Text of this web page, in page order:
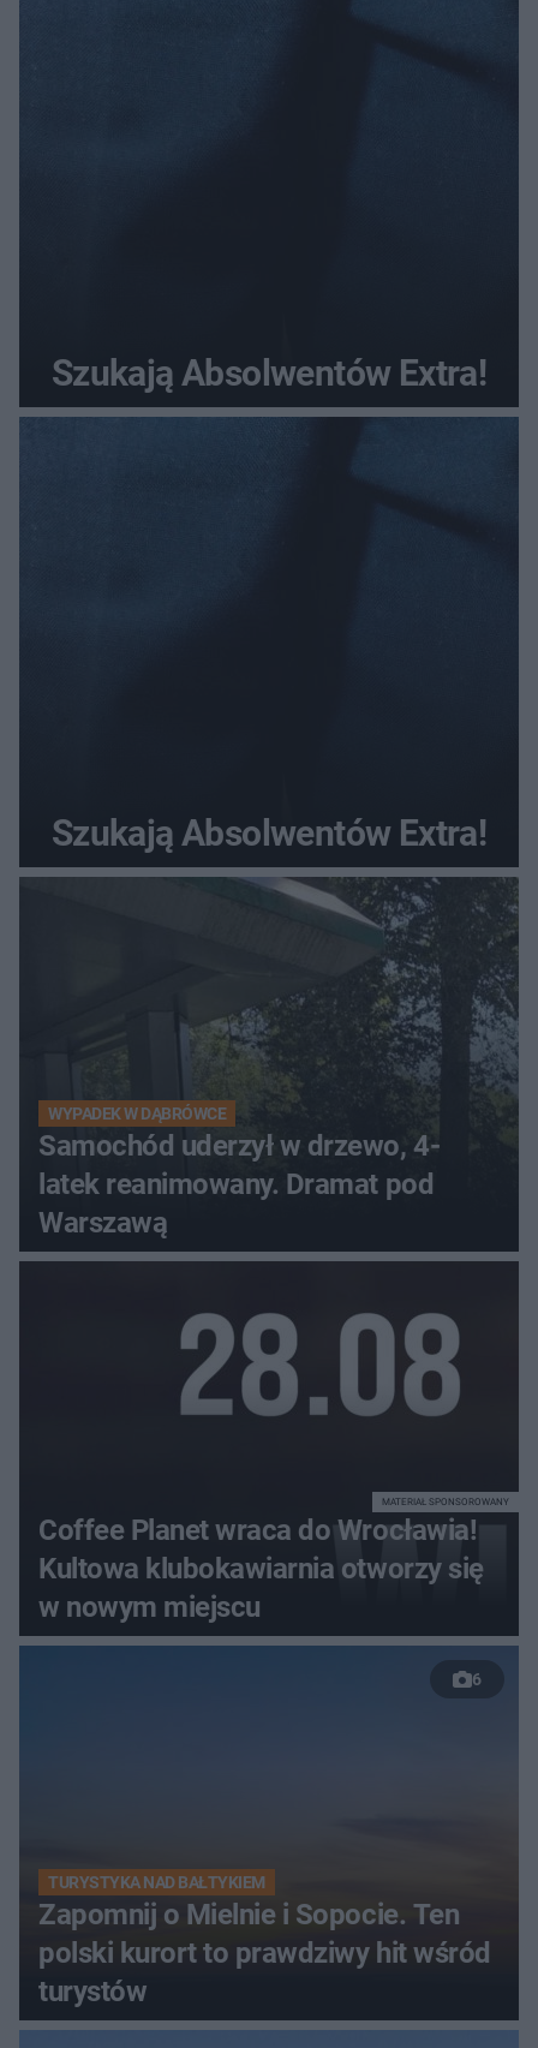
Szukają Absolwentów Extra!
Szukają Absolwentów Extra!
WYPADEK W DĄBRÓWCE
Samochód uderzył w drzewo, 4-
latek reanimowany. Dramat pod
Warszawą
Coffee Planet wraca do Wrocławia!
Kultowa klubokawiarnia otworzy się
w nowym miejscu
MATERIAŁ SPONSOROWANY
6
TURYSTYKA NAD BAŁTYKIEM
Zapomnij o Mielnie i Sopocie. Ten
polski kurort to prawdziwy hit wśród
turystów